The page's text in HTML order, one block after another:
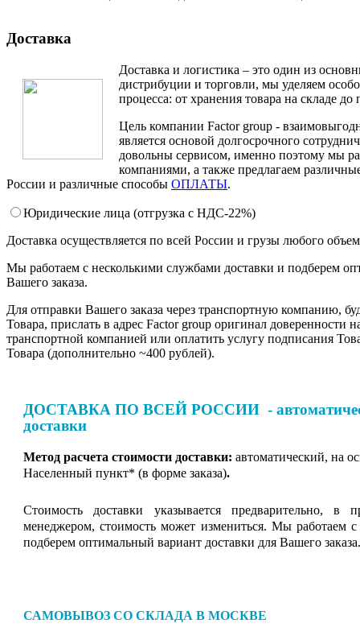
Доставка
Доставка и логистика – это один из
дистрибуции и торговли, мы уделяем
процесса: от хранения товара на складе до
Цель компании Factor group -
является основой долгосрочного
довольны сервисом, именно поэтому мы
компаниями, а также предлагаем
России и различные способы ОПЛАТЫ.
Юридические лица (отгрузка c НДС-22%)
Доставка осуществляется по всей России и грузы любого
Мы работаем с несколькими службами доставки и подберем
Вашего заказа.
Для отправки Вашего заказа через транспортную компанию,
Товара, прислать в адрес Factor group оригинал доверенности
транспортной компанией или оплатить услугу подписания
Товара (дополнительно ~400 рублей).
ДОСТАВКА ПО ВСЕЙ РОССИИ -
доставки
Метод расчета стоимости доставки: автоматический, на
Населенный пункт* (в форме заказа).
Стоимость доставки указывается предварительно, в
менеджером, стоимость может измениться. Мы работаем
подберем оптимальный вариант доставки для Вашего заказа.
САМОВЫВОЗ СО СКЛАДА В МОСКВЕ